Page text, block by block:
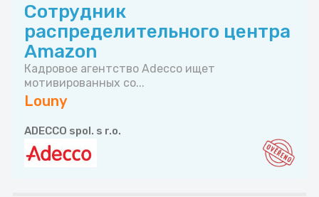
Сотрудник
распределительного центра
Amazon
Кадровое агентство Adecco ищет
мотивированных со...
Louny
ADECCO spol. s r.o.